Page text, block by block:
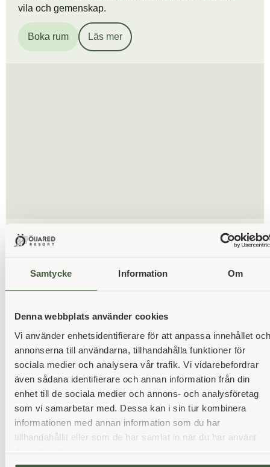
Samtycke Information Om
Denna webbplats använder cookies
Vi använder enhetsidentifierare för att anpassa innehållet och
annonserna till användarna, tillhandahålla funktioner för
sociala medier och analysera vår trafik. Vi vidarebefordrar
även sådana identifierare och annan information från din
enhet till de sociala medier och annons- och analysföretag
som vi samarbetar med. Dessa kan i sin tur kombinera
informationen med annan information som du har
tillhandahållit eller som de har samlat in när du har använt
deras tjänster.
vila och gemenskap.
Boka rum Läs mer
Restaurang
Nordiska smaker, lokala råvaror och prisbelönt
arkitektur.